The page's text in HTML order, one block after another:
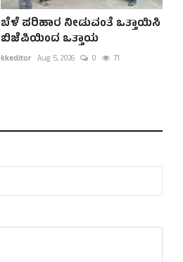
ಬೆಳೆ ಪರಿಹಾರ ನೀಡುವಂತೆ ಒತ್ತಾಯಿಸಿ
ಬಿಜೆಪಿಯಿಂದ ಒತ್ತಾಯ
kkeditor Aug 5, 2026 0 71